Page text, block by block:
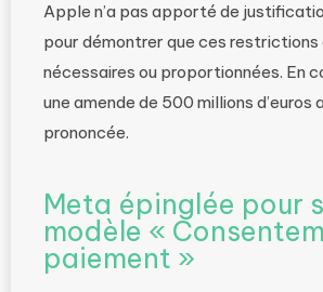
Apple n’a pas apporté de
pour démontrer que ces
nécessaires ou proportionnées. En
une amende de 500 millions d’euros
prononcée.
Meta épinglée pour
modèle «
paiement »